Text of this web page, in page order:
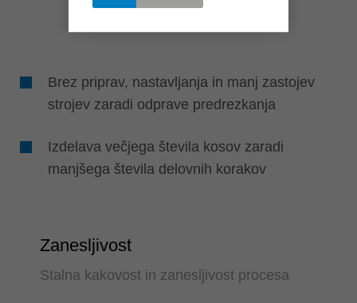
Brez priprav, nastavljanja in manj zastojev
strojev zaradi odprave predrezkanja
Izdelava večjega števila kosov zaradi
manjšega števila delovnih korakov
Zanesljivost
Stalna kakovost in zanesljivost procesa